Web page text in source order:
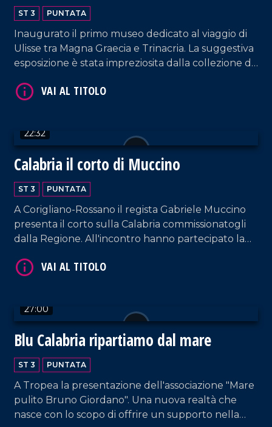
ST 3 PUNTATA
Inaugurato il primo museo dedicato al viaggio di
Ulisse tra Magna Graecia e Trinacria. La suggestiva
esposizione è stata impreziosita dalla collezione di
22:32
Calabria il corto di Muccino
ST 3 PUNTATA
A Corigliano-Rossano il regista Gabriele Muccino
presenta il corto sulla Calabria commissionatogli
dalla Regione. All'incontro hanno partecipato la
protagonisti del corto, Raoul Bova e la moglie
27:00
Blu Calabria ripartiamo dal mare
ST 3 PUNTATA
A Tropea la presentazione dell'associazione "Mare
pulito Bruno Giordano". Una nuova realtà che
nasce con lo scopo di offrire un supporto nella
VAI AL TITOLO
VAI AL TITOLO